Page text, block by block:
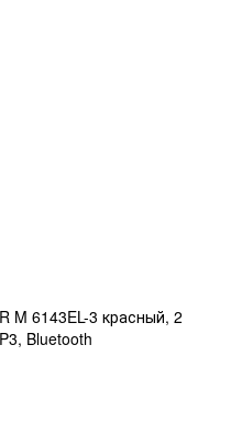
M 6143EL-3 красный, 2
Bluetooth